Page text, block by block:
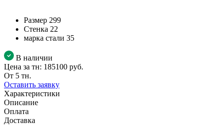
Размер 299
Стенка 22
марка стали 35
В наличии
Цена за тн: 185100 руб.
От 5 тн.
Оставить заявку
Характеристики
Описание
Оплата
Доставка